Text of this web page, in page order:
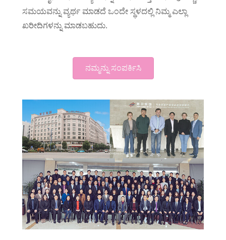
ಸಮಯವನ್ನು ವ್ಯರ್ಥ ಮಾಡದೆ ಒಂದೇ ಸ್ಥಳದಲ್ಲಿ ನಿಮ್ಮ ಎಲ್ಲಾ
ಖರೀದಿಗಳನ್ನು ಮಾಡಬಹುದು.
ನಮ್ಮನ್ನು ಸಂಪರ್ಕಿಸಿ